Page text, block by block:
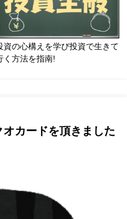
資の心構えを学び投資で生きて
く方法を指南!
カードを頂きました